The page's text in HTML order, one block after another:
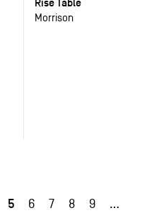
Morrison
5 6 7 8 9 …